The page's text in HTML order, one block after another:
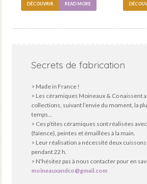
DÉCOUVRIR READ MORE
Secrets de fabrication
> Made in France !
> Les céramiques Moineaux & Co naissent
collections, suivant l’envie du moment, la
temps...
> Ces p’tites céramiques sont réalisées
(faïence), peintes et émaillées à la main.
> Leur réalisation a nécessité deux
pendant 22 h.
> N'hésitez pas à nous contacter pour en
moineauxandco@gmail.com